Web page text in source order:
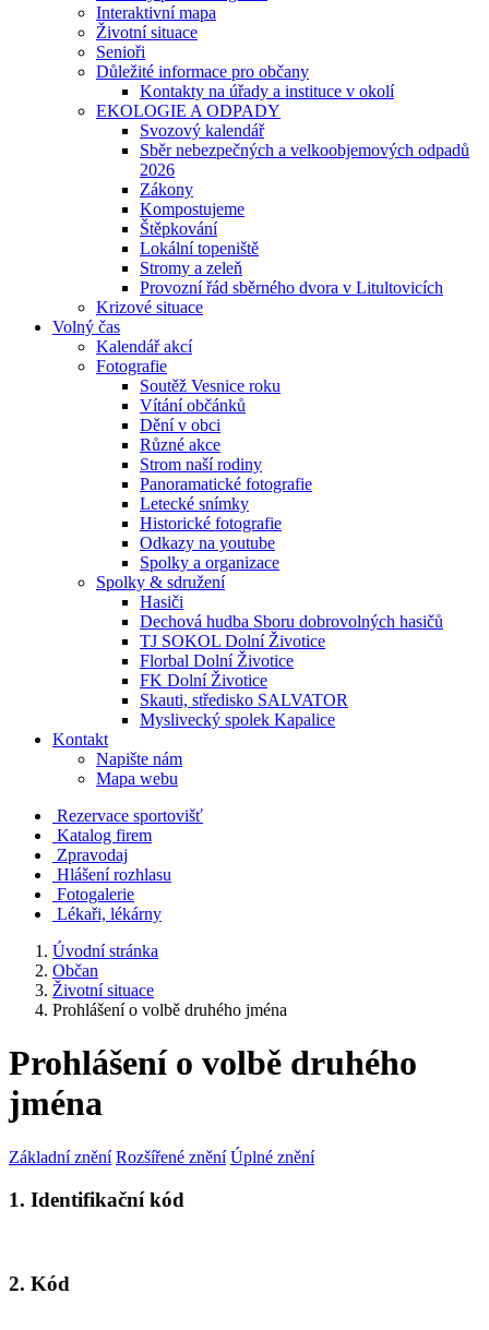
Interaktivní mapa
Životní situace
Senioři
Důležité informace pro občany
Kontakty na úřady a instituce v okolí
EKOLOGIE A ODPADY
Svozový kalendář
Sběr nebezpečných a velkoobjemových odpadů
2026
Zákony
Kompostujeme
Štěpkování
Lokální topeniště
Stromy a zeleň
Provozní řád sběrného dvora v Litultovicích
Krizové situace
Volný čas
Kalendář akcí
Fotografie
Soutěž Vesnice roku
Vítání občánků
Dění v obci
Různé akce
Strom naší rodiny
Panoramatické fotografie
Letecké snímky
Historické fotografie
Odkazy na youtube
Spolky a organizace
Spolky & sdružení
Hasiči
Dechová hudba Sboru dobrovolných hasičů
TJ SOKOL Dolní Životice
Florbal Dolní Životice
FK Dolní Životice
Skauti, středisko SALVATOR
Myslivecký spolek Kapalice
Kontakt
Napište nám
Mapa webu
Rezervace sportovišť
Katalog firem
Zpravodaj
Hlášení rozhlasu
Fotogalerie
Lékaři, lékárny
Úvodní stránka
Občan
Životní situace
Prohlášení o volbě druhého jména
Prohlášení o volbě druhého
jména
Základní znění Rozšířené znění Úplné znění
1. Identifikační kód
2. Kód